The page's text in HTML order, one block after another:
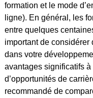
formation et le mode
ligne). En général, les
entre quelques
important de considérer
dans votre
avantages significatifs
d’opportunités de
recommandé de